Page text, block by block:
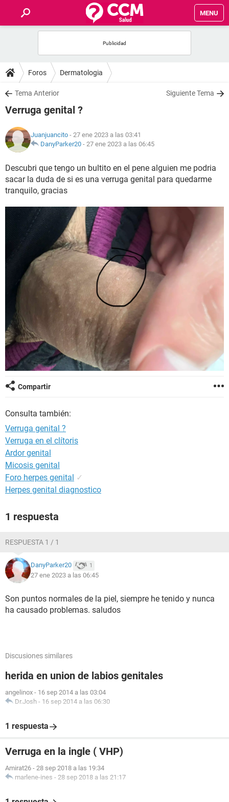
MENU
FOROS
SALUD
FAMILIA
NUTRICIÓN
BIENESTAR
SEXUALIDAD
GLOSARIO
Foros Dermatologia
Tema Anterior Siguiente Tema
Verruga genital ?
Juanjuancito - 27 ene 2023 a las 03:41
DanyParker20 - 27 ene 2023 a las 06:45
Descubri que tengo un bultito en el pene alguien me podria
sacar la duda de si es una verruga genital para quedarme
tranquilo, gracias
Compartir
Consulta también:
Verruga genital ?
Verruga en el clítoris
Ardor genital
Micosis genital
Foro herpes genital ✓
Herpes genital diagnostico
1 respuesta
RESPUESTA 1 / 1
DanyParker20 1
27 ene 2023 a las 06:45
Son puntos normales de la piel, siempre he tenido y nunca
ha causado problemas. saludos
Discusiones similares
herida en union de labios genitales
angelinox - 16 sep 2014 a las 03:04
Dr.Josh - 16 sep 2014 a las 06:30
1 respuesta
Verruga en la ingle ( VHP)
Amirat26 - 28 sep 2018 a las 19:34
marlene-ines - 28 sep 2018 a las 21:17